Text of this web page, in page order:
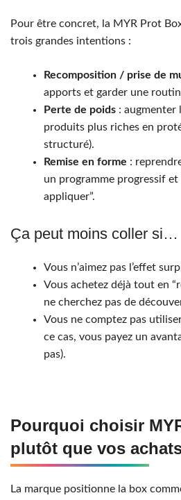
Pour être concret, la MYR Prot
trois grandes intentions :
Recomposition / prise de
apports et garder une
Perte de poids : augmenter
produits plus riches en
structuré).
Remise en forme :
un programme progressif et
appliquer”.
Ça peut moins coller si…
Vous n’aimez pas l’effet
Vous achetez déjà tout en
ne cherchez pas de
Vous ne comptez pas
ce cas, vous payez un
pas).
Pourquoi choisir
plutôt que vos
La marque positionne la box